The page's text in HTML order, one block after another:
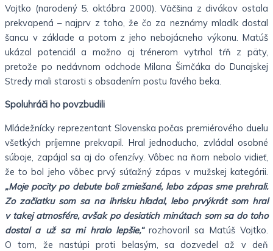
Vojtko (narodený 5. októbra 2000). Väčšina z divákov ostala
prekvapená – najprv z toho, že čo za neznámy mladík dostal
šancu v základe a potom z jeho nebojácneho výkonu. Matúš
ukázal potenciál a možno aj trénerom vytrhol tŕň z päty,
pretože po nedávnom odchode Milana Šimčáka do Dunajskej
Stredy mali starosti s obsadením postu ľavého beka.
Spoluhráči ho povzbudili
Mládežnícky reprezentant Slovenska počas premiérového duelu
všetkých príjemne prekvapil. Hral jednoducho, zvládal osobné
súboje, zapájal sa aj do ofenzívy. Vôbec na ňom nebolo vidieť,
že to bol jeho vôbec prvý súťažný zápas v mužskej kategórii.
„Moje pocity po debute boli zmiešané, lebo zápas sme prehrali.
Zo začiatku som sa na ihrisku hľadal, lebo prvýkrát som hral
v takej atmosfére, avšak po desiatich minútach som sa do toho
dostal a už sa mi hralo lepšie,“rozhovoril sa Matúš Vojtko.
O tom, že nastúpi proti belasým, sa dozvedel až v deň